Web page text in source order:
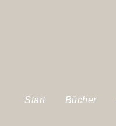
Start Bücher